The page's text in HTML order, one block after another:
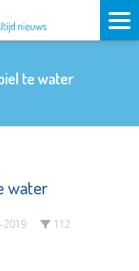
te water
water
2019 112